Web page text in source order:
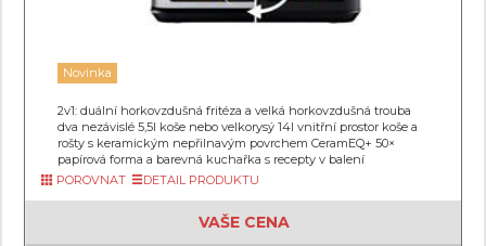
Novinka
2v1: duální horkovzdušná fritéza a velká horkovzdušná trouba
dva nezávislé 5,5l koše nebo velkorysý 14l vnitřní prostor koše a
rošty s keramickým nepřilnavým povrchem CeramEQ+ 50×
papírová forma a barevná kuchařka s recepty v balení
POROVNAT
DETAIL PRODUKTU
VAŠE CENA